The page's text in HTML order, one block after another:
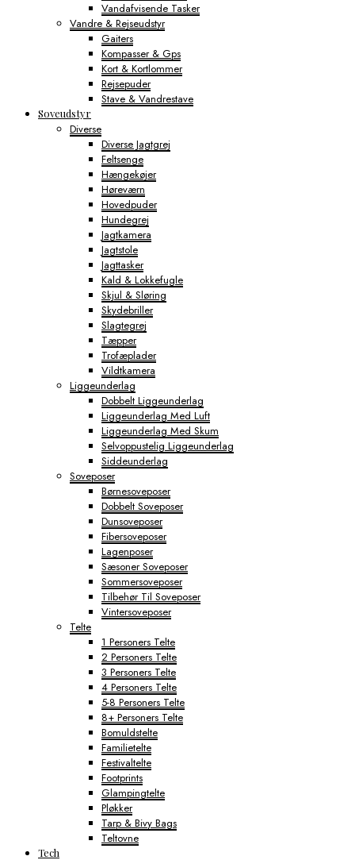
Vandafvisende Tasker
Vandre & Rejseudstyr
Gaiters
Kompasser & Gps
Kort & Kortlommer
Rejsepuder
Stave & Vandrestave
Soveudstyr
Diverse
Diverse Jagtgrej
Feltsenge
Hængekøjer
Høreværn
Hovedpuder
Hundegrej
Jagtkamera
Jagtstole
Jagttasker
Kald & Lokkefugle
Skjul & Sløring
Skydebriller
Slagtegrej
Tæpper
Trofæplader
Vildtkamera
Liggeunderlag
Dobbelt Liggeunderlag
Liggeunderlag Med Luft
Liggeunderlag Med Skum
Selvoppustelig Liggeunderlag
Siddeunderlag
Soveposer
Børnesoveposer
Dobbelt Soveposer
Dunsoveposer
Fibersoveposer
Lagenposer
Sæsoner Soveposer
Sommersoveposer
Tilbehør Til Soveposer
Vintersoveposer
Telte
1 Personers Telte
2 Personers Telte
3 Personers Telte
4 Personers Telte
5-8 Personers Telte
8+ Personers Telte
Bomuldstelte
Familietelte
Festivaltelte
Footprints
Glampingtelte
Pløkker
Tarp & Bivy Bags
Teltovne
Tech